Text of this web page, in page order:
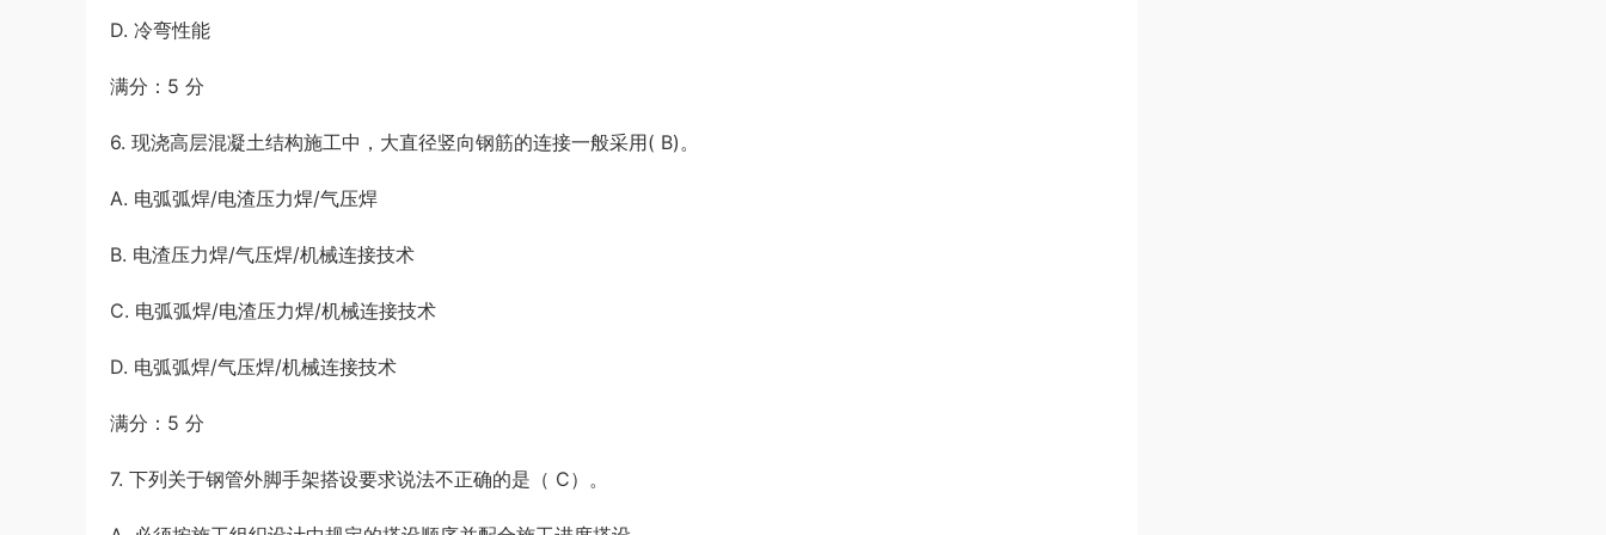
D. 冷弯性能
满分：5 分
6. 现浇高层混凝土结构施工中，大直径竖向钢筋的连接一般采用( B)。
A. 电弧弧焊/电渣压力焊/气压焊
B. 电渣压力焊/气压焊/机械连接技术
C. 电弧弧焊/电渣压力焊/机械连接技术
D. 电弧弧焊/气压焊/机械连接技术
满分：5 分
7. 下列关于钢管外脚手架搭设要求说法不正确的是（ C）。